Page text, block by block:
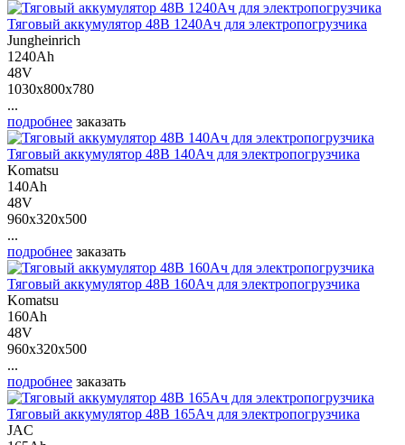
Тяговый аккумулятор 48В 1240Ач для электропогрузчика
Jungheinrich
1240Ah
48V
1030x800x780
...
подробнее заказать
Тяговый аккумулятор 48В 140Ач для электропогрузчика
Komatsu
140Ah
48V
960x320x500
...
подробнее заказать
Тяговый аккумулятор 48В 160Ач для электропогрузчика
Komatsu
160Ah
48V
960x320x500
...
подробнее заказать
Тяговый аккумулятор 48В 165Ач для электропогрузчика
JAC